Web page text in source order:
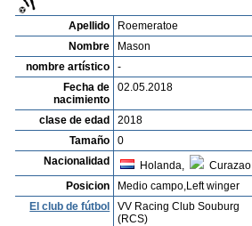
Apellido
Roemeratoe
Nombre
Mason
nombre artístico
-
Fecha de
nacimiento
02.05.2018
clase de edad
2018
Tamaño
0
Nacionalidad
Holanda,
Curazao
Posicion
Medio campo,Left winger
El club de fútbol
VV Racing Club Souburg
(RCS)